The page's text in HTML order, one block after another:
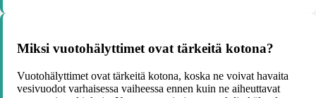
Miksi vuotohälyttimet ovat tärkeitä kotona?
Vuotohälyttimet ovat tärkeitä kotona, koska ne voivat havaita
vesivuodot varhaisessa vaiheessa ennen kuin ne aiheuttavat